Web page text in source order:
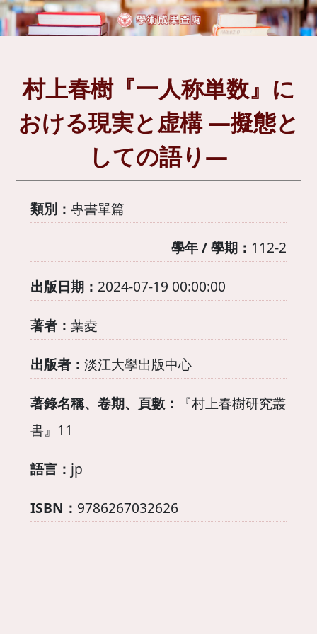
村上春樹『一人称単数』に
おける現実と虚構 ―擬態と
しての語り―
類別： 專書單篇
學年 / 學期： 112-2
出版日期： 2024-07-19 00:00:00
著者： 葉夌
出版者： 淡江大學出版中心
著錄名稱、卷期、頁數：
『村上春樹研究叢
書』11
語言： jp
ISBN： 9786267032626